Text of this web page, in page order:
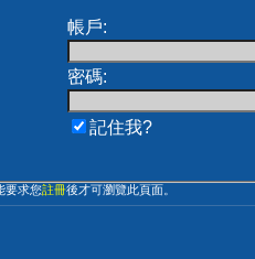
帳戶:
密碼:
記住我?
要求您註冊後才可瀏覽此頁面。